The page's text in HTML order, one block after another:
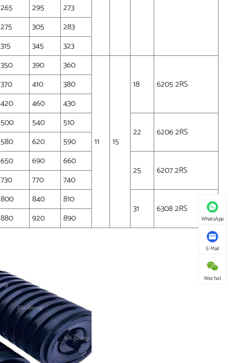
265 295
273
275 305
283
315 345
323
350 390 360
11 15
18 6205 2RS
370 410
380
420 460
430
500 540 510
22 6206 2RS
580 620
590
650 690 660
25 6207 2RS
730 770
740
800 840 810
31 6308 2RS
880 920 890 WhatsApp
E-Mail
Wechat